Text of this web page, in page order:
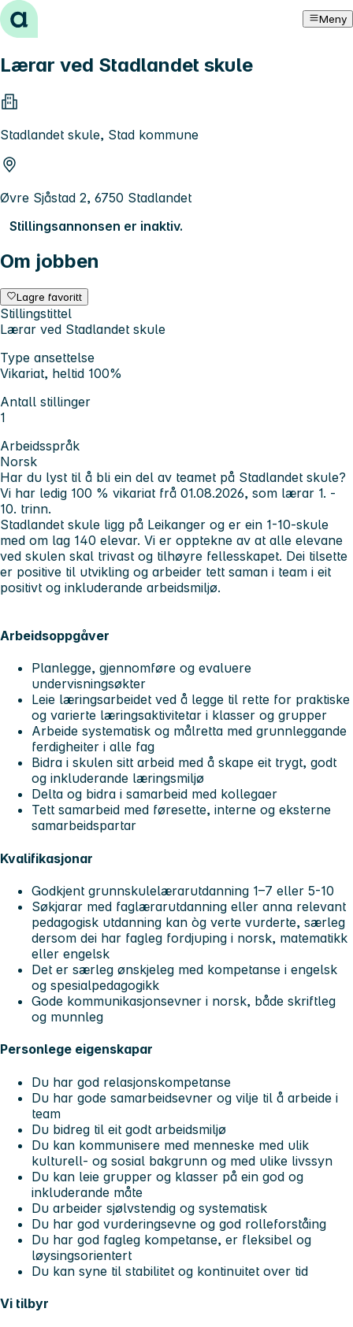
Hopp til innhold Meny
Lærar ved Stadlandet skule
Stadlandet skule, Stad kommune
Øvre Sjåstad 2, 6750 Stadlandet
Stillingsannonsen er inaktiv.
Om jobben
Lagre favoritt
Stillingstittel
Lærar ved Stadlandet skule
Type ansettelse
Vikariat, heltid 100%
Antall stillinger
1
Arbeidsspråk
Norsk
Har du lyst til å bli ein del av teamet på Stadlandet skule?
Vi har ledig 100 % vikariat frå 01.08.2026, som lærar 1. -
10. trinn.
Stadlandet skule ligg på Leikanger og er ein 1-10-skule
med om lag 140 elevar. Vi er opptekne av at alle elevane
ved skulen skal trivast og tilhøyre fellesskapet. Dei tilsette
er positive til utvikling og arbeider tett saman i team i eit
positivt og inkluderande arbeidsmiljø.
Arbeidsoppgåver
Planlegge, gjennomføre og evaluere
undervisningsøkter
Leie læringsarbeidet ved å legge til rette for praktiske
og varierte læringsaktivitetar i klasser og grupper
Arbeide systematisk og målretta med grunnleggande
ferdigheiter i alle fag
Bidra i skulen sitt arbeid med å skape eit trygt, godt
og inkluderande læringsmiljø
Delta og bidra i samarbeid med kollegaer
Tett samarbeid med føresette, interne og eksterne
samarbeidspartar
Kvalifikasjonar
Godkjent grunnskulelærarutdanning 1–7 eller 5-10
Søkjarar med faglærarutdanning eller anna relevant
pedagogisk utdanning kan òg verte vurderte, særleg
dersom dei har fagleg fordjuping i norsk, matematikk
eller engelsk
Det er særleg ønskjeleg med kompetanse i engelsk
og spesialpedagogikk
Gode kommunikasjonsevner i norsk, både skriftleg
og munnleg
Personlege eigenskapar
Du har god relasjonskompetanse
Du har gode samarbeidsevner og vilje til å arbeide i
team
Du bidreg til eit godt arbeidsmiljø
Du kan kommunisere med menneske med ulik
kulturell- og sosial bakgrunn og med ulike livssyn
Du kan leie grupper og klasser på ein god og
inkluderande måte
Du arbeider sjølvstendig og systematisk
Du har god vurderingsevne og god rolleforståing
Du har god fagleg kompetanse, er fleksibel og
løysingsorientert
Du kan syne til stabilitet og kontinuitet over tid
Vi tilbyr